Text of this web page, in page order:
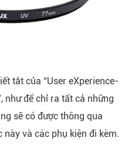
tắt của “User eXperience-
như để chỉ ra tất cả những
sẽ có được thông qua
và các phụ kiện đi kèm.